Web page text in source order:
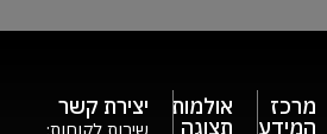
מרכז
המידע
אולמות
תצוגה
יצירת קשר